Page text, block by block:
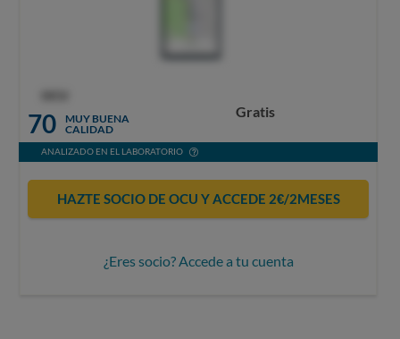
70
MUY BUENA
CALIDAD
Gratis
ANALIZADO EN EL LABORATORIO
HAZTE SOCIO DE OCU Y ACCEDE 2€/2MESES
¿Eres socio? Accede a tu cuenta